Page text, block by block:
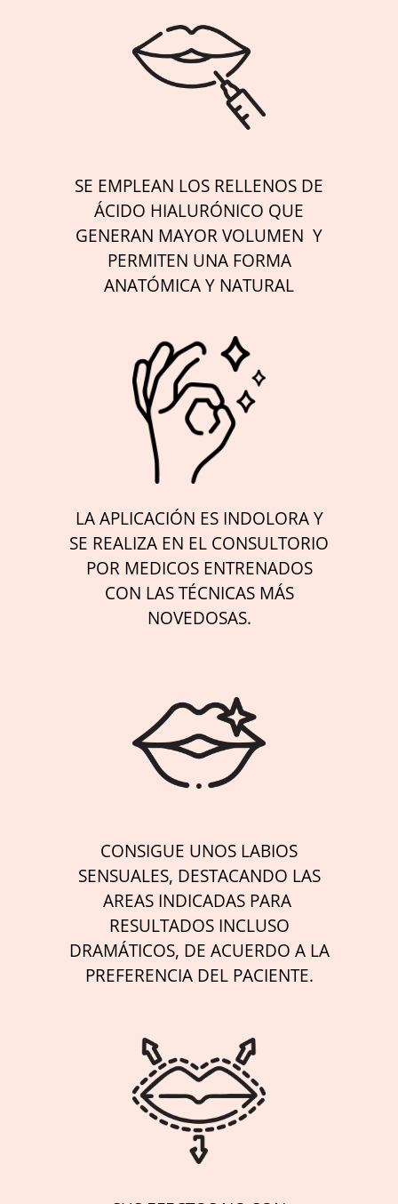
SE EMPLEAN LOS RELLENOS DE
ÁCIDO HIALURÓNICO QUE
GENERAN MAYOR VOLUMEN Y
PERMITEN UNA FORMA
ANATÓMICA Y NATURAL
LA APLICACIÓN ES INDOLORA Y
SE REALIZA EN EL CONSULTORIO
POR MEDICOS ENTRENADOS
CON LAS TÉCNICAS MÁS
NOVEDOSAS.
CONSIGUE UNOS LABIOS
SENSUALES, DESTACANDO LAS
AREAS INDICADAS PARA
RESULTADOS INCLUSO
DRAMÁTICOS, DE ACUERDO A LA
PREFERENCIA DEL PACIENTE.